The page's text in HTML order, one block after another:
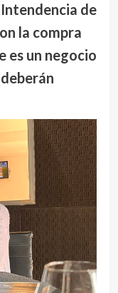
de
la compra
es un negocio